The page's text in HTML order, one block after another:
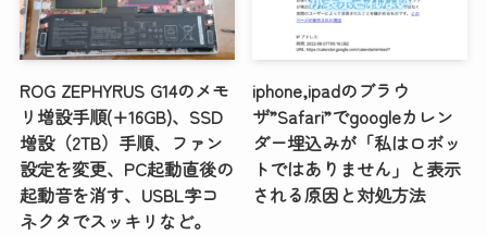
ROG ZEPHYRUS G14のメモ
リ増設手順(+16GB)、SSD
増設（2TB）手順、ファン
設定を変更、PC起動直後の
起動音を消す、USBL字コ
ネクタでスッキリなど。
iphone,ipadのブラウ
ザ”Safari”でgoogleカレン
ダー埋込みが「私はロボッ
トではありません」と表示
される原因と対処方法